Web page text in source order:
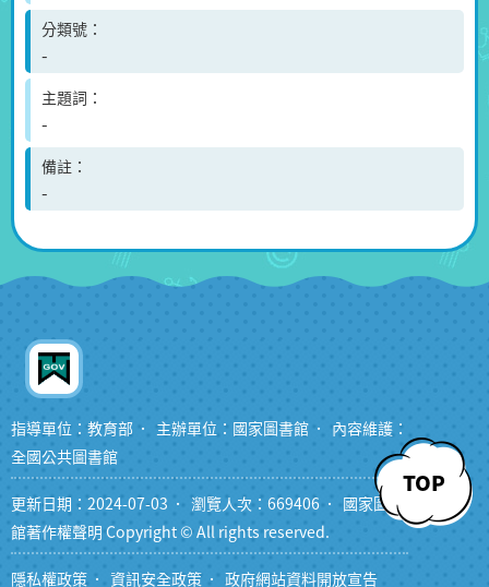
分類號
-
主題詞
-
備註
-
TOP
指導單位：教育部 主辦單位：國家圖書館
內容維護：
全國公共圖書館
更新日期：2024-07-03 瀏覽人次：669406
國家圖書
館著作權聲明 Copyright © All rights reserved.
隱私權政策 資訊安全政策 政府網站資料開放宣告